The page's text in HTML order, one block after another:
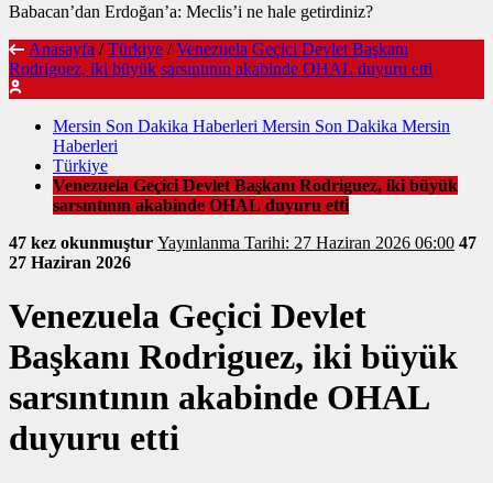
Babacan’dan Erdoğan’a: Meclis’i ne hale getirdiniz?
Anasayfa / Türkiye / Venezuela Geçici Devlet Başkanı
Rodriguez, iki büyük sarsıntının akabinde OHAL duyuru etti
Mersin Son Dakika Haberleri Mersin Son Dakika Mersin
Haberleri
Türkiye
Venezuela Geçici Devlet Başkanı Rodriguez, iki büyük
sarsıntının akabinde OHAL duyuru etti
47 kez okunmuştur
Yayınlanma Tarihi: 27 Haziran 2026 06:00 47
27 Haziran 2026
Venezuela Geçici Devlet
Başkanı Rodriguez, iki büyük
sarsıntının akabinde OHAL
duyuru etti